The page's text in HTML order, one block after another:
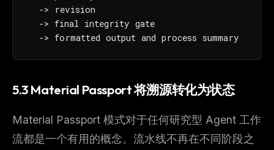
  -> formatted output and process summary
5.3 Material Passport 将溯源转化为状态
Material Passport 模式对于任何研究型 Agent 工作
流都是一个有用的概念。流水线不再在不同阶段之